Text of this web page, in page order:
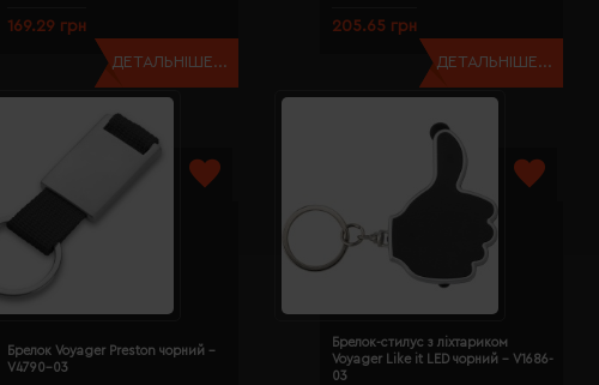
169.29 грн
ДЕТАЛЬНІШЕ...
205.65 грн
ДЕТАЛЬНІШЕ...
Брелок Voyager Preston чорний -
V4790-03
Брелок-стилус з ліхтариком
Voyager Like it LED чорний - V1686-
03